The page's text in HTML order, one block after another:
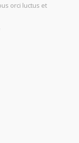
orci luctus et